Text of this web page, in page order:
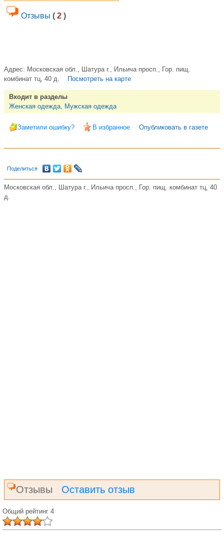
Отзывы ( 2 )
Адрес: Московская обл., Шатура г., Ильича просп., Гор. пищ.
комбинат тц, 40 д.
Посмотреть на карте
Входит в разделы
Женская одежда, Мужская одежда
Заметили ошибку? В избранное Опубликовать в газете
Поделиться
Московская обл., Шатура г., Ильича просп., Гор. пищ. комбинат тц, 40
д.
Отзывы Оставить отзыв
Общий рейтинг 4